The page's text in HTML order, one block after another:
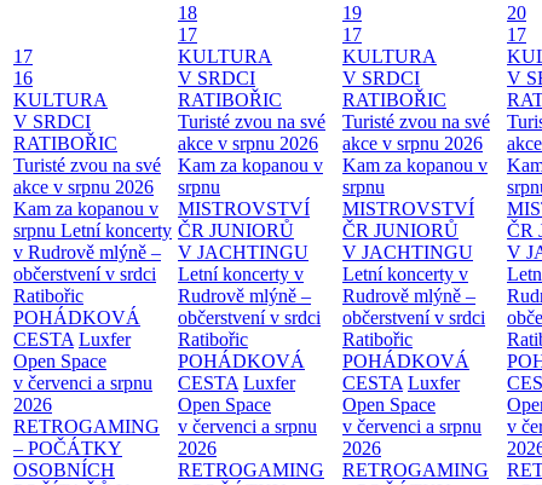
17
16
KULTURA
V SRDCI
RATIBOŘIC
Turisté zvou na své
akce v srpnu 2026
Kam za kopanou v
srpnu Letní koncerty
v Rudrově mlýně –
občerstvení v srdci
Ratibořic
POHÁDKOVÁ
CESTA Luxfer
Open Space
v červenci a srpnu
2026
RETROGAMING
– POČÁTKY
OSOBNÍCH
18
17
KULTURA
V SRDCI
RATIBOŘIC
Turisté zvou na své
akce v srpnu 2026
Kam za kopanou v
srpnu
MISTROVSTVÍ
ČR JUNIORŮ
V JACHTINGU
Letní koncerty v
Rudrově mlýně –
občerstvení v srdci
Ratibořic
POHÁDKOVÁ
CESTA Luxfer
Open Space
v červenci a srpnu
2026
RETROGAMING
19
17
KULTURA
V SRDCI
RATIBOŘIC
Turisté zvou na své
akce v srpnu 2026
Kam za kopanou v
srpnu
MISTROVSTVÍ
ČR JUNIORŮ
V JACHTINGU
Letní koncerty v
Rudrově mlýně –
občerstvení v srdci
Ratibořic
POHÁDKOVÁ
CESTA Luxfer
Open Space
v červenci a srpnu
2026
RETROGAMING
20
17
V
ČR
V
v